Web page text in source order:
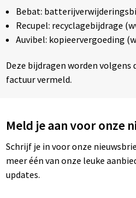
Bebat:
Recupel: recyclagebijdrage
Auvibel: kopieervergoeding
Deze bijdragen worden
factuur vermeld.
Meld je aan voor onze
Schrijf je in voor onze
meer één van onze leuke
updates.